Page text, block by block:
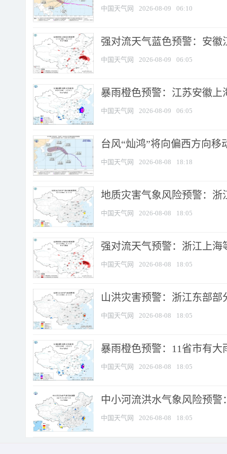
中国天气网 2026-08-09 06:10
强对流天气蓝色预警：安徽
中国天气网 2026-08-09 06:05
暴雨橙色预警：江苏安徽上
中国天气网 2026-08-09 06:05
台风“灿鸿”将向偏西方向移
中国天气网 2026-08-08 18:18
地质灾害气象风险预警：
中国天气网 2026-08-08 18:05
强对流天气预警：浙江上海
中国天气网 2026-08-08 18:05
山洪灾害预警：浙江东部
中国天气网 2026-08-08 18:05
暴雨橙色预警：11省市有
中国天气网 2026-08-08 18:05
中小河流洪水气象风险预
中国天气网 2026-08-08 18:05